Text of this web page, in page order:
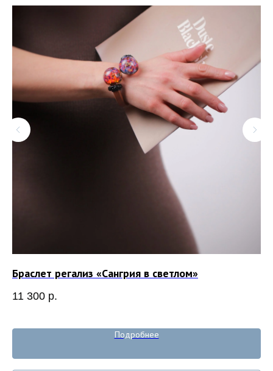
Браслет регализ «Сангрия в светлом»
11 300 р.
Подробнее